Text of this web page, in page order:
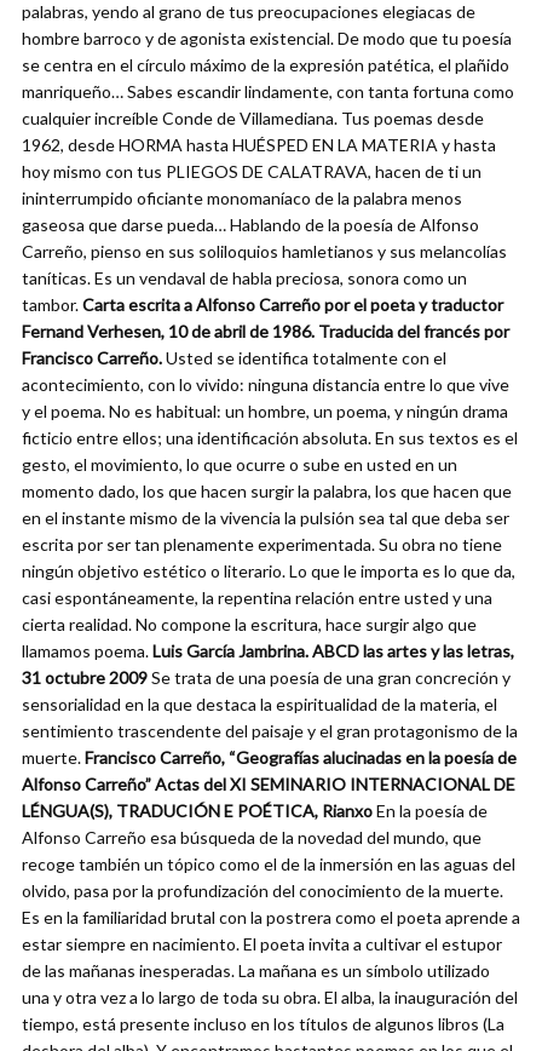
palabras, yendo al grano de tus preocupaciones elegiacas de
hombre barroco y de agonista existencial. De modo que tu poesía
se centra en el círculo máximo de la expresión patética, el plañido
manriqueño… Sabes escandir lindamente, con tanta fortuna como
cualquier increíble Conde de Villamediana. Tus poemas desde
1962, desde HORMA hasta HUÉSPED EN LA MATERIA y hasta
hoy mismo con tus PLIEGOS DE CALATRAVA, hacen de ti un
ininterrumpido oficiante monomaníaco de la palabra menos
gaseosa que darse pueda… Hablando de la poesía de Alfonso
Carreño, pienso en sus soliloquios hamletianos y sus melancolías
taníticas. Es un vendaval de habla preciosa, sonora como un
tambor.Carta escrita a Alfonso Carreño por el poeta y traductor
Fernand Verhesen, 10 de abril de 1986. Traducida del francés por
Francisco Carreño.Usted se identifica totalmente con el
acontecimiento, con lo vivido: ninguna distancia entre lo que vive
y el poema. No es habitual: un hombre, un poema, y ningún drama
ficticio entre ellos; una identificación absoluta. En sus textos es el
gesto, el movimiento, lo que ocurre o sube en usted en un
momento dado, los que hacen surgir la palabra, los que hacen que
en el instante mismo de la vivencia la pulsión sea tal que deba ser
escrita por ser tan plenamente experimentada. Su obra no tiene
ningún objetivo estético o literario. Lo que le importa es lo que da,
casi espontáneamente, la repentina relación entre usted y una
cierta realidad. No compone la escritura, hace surgir algo que
llamamos poema.Luis García Jambrina. ABCD las artes y las letras,
31 octubre 2009Se trata de una poesía de una gran concreción y
sensorialidad en la que destaca la espiritualidad de la materia, el
sentimiento trascendente del paisaje y el gran protagonismo de la
muerte.Francisco Carreño, “Geografías alucinadas en la poesía de
Alfonso Carreño” Actas del XI SEMINARIO INTERNACIONAL DE
LÉNGUA(S), TRADUCIÓN E POÉTICA, RianxoEn la poesía de
Alfonso Carreño esa búsqueda de la novedad del mundo, que
recoge también un tópico como el de la inmersión en las aguas del
olvido, pasa por la profundización del conocimiento de la muerte.
Es en la familiaridad brutal con la postrera como el poeta aprende a
estar siempre en nacimiento. El poeta invita a cultivar el estupor
de las mañanas inesperadas. La mañana es un símbolo utilizado
una y otra vez a lo largo de toda su obra. El alba, la inauguración del
tiempo, está presente incluso en los títulos de algunos libros (La